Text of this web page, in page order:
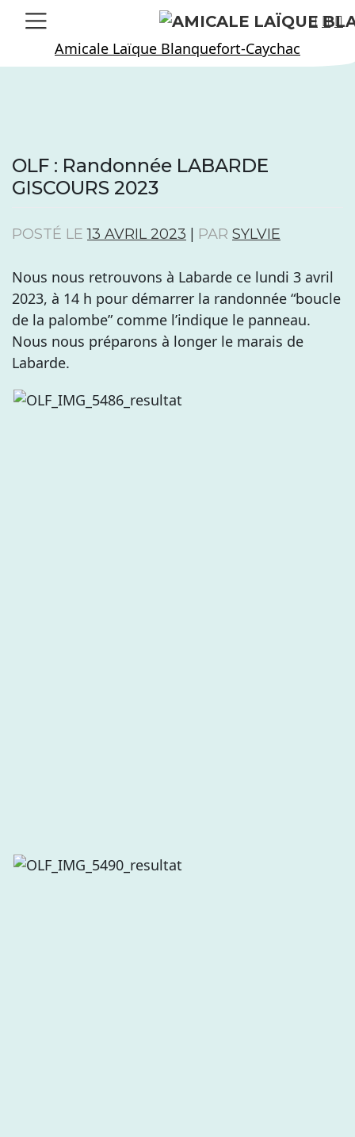
Skip
Amicale Laïque Blanquefort-Caychac
OLF : Randonnée LABARDE
GISCOURS 2023
POSTÉ LE13 AVRIL 2023 PAR SYLVIE
Nous nous retrouvons à Labarde ce lundi 3 avril
2023, à 14 h pour démarrer la randonnée “boucle
de la palombe” comme l’indique le panneau.
Nous nous préparons à longer le marais de
Labarde.